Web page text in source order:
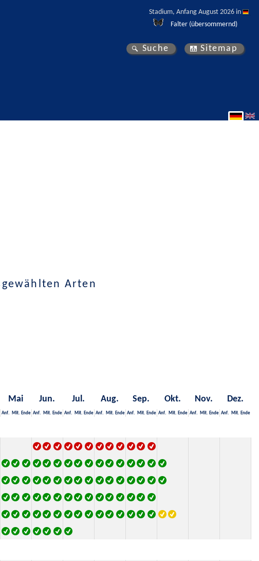
Stadium, Anfang August 2026 in
Falter (übersommernd)
Suche Sitemap
Arten
Mai Jun. Jul. Aug. Sep. Okt. Nov. Dez.
Anf. Mit. Ende Anf. Mit. Ende Anf. Mit. Ende Anf. Mit. Ende Anf. Mit. Ende Anf. Mit. Ende Anf. Mit. Ende Anf. Mit. Ende